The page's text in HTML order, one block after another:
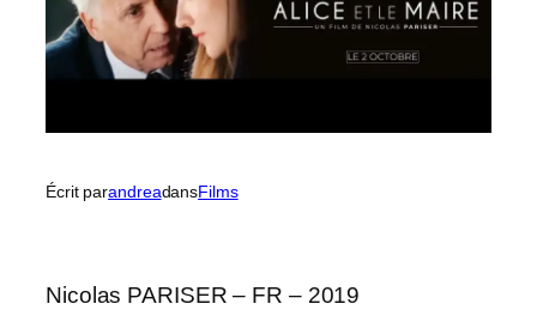
Écrit parandreadansFilms
Nicolas PARISER – FR – 2019